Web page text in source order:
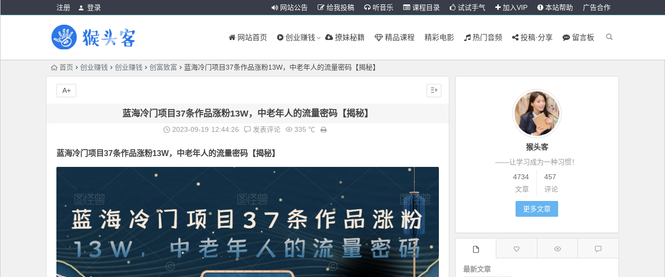
注册 登录 网站公告 给我投稿 听音乐 课程目录 试试手气 加入VIP 本站帮助 广告合作
网站首页 创业赚钱 撩妹秘籍 精品课程 精彩电影 热门音频 投稿·分享 留言板
首页 创业赚钱 创业赚钱 创富致富 蓝海冷门项目37条作品涨粉13W，中老年人的流量密码【揭秘】
蓝海冷门项目37条作品涨粉13W，中老年人的流量密码【揭秘】
2023-09-19 12:44:26 发表评论 335 ℃
蓝海冷门项目37条作品涨粉13W，中老年人的流量密码【揭秘】
A+
猴头客
——让学习成为一种习惯！
4734
文章
457
评论
更多文章
最新文章